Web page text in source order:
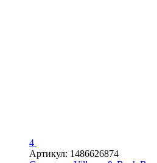
4
Артикул: 1486626874